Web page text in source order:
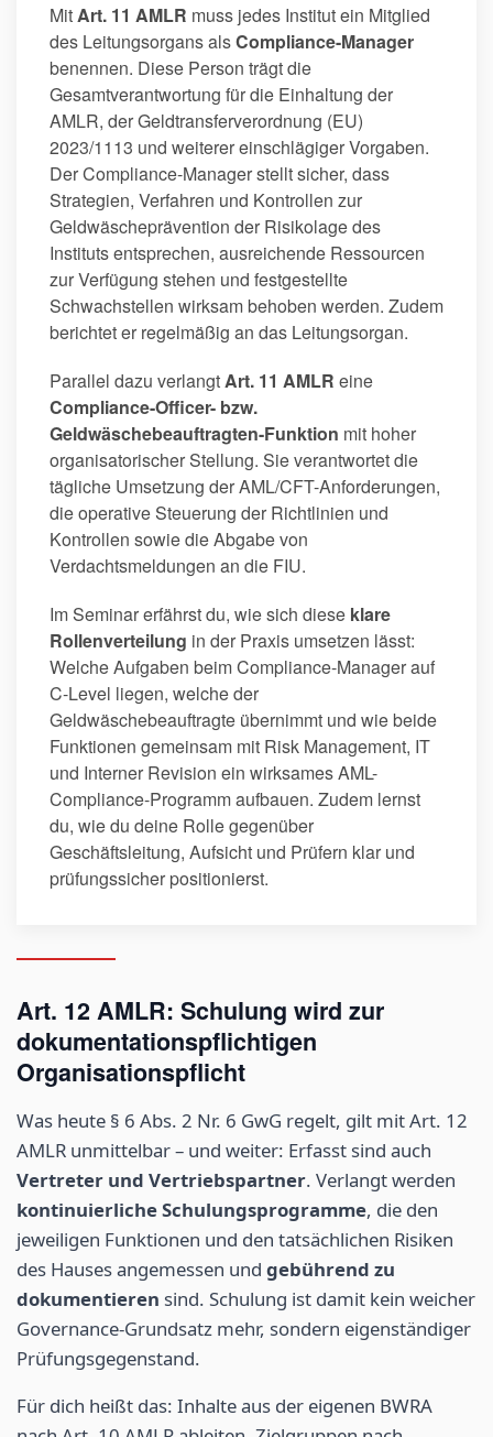
MitArt. 11 AMLR muss jedes Institut ein Mitglied
des Leitungsorgans alsCompliance-Manager
benennen. Diese Person trägt die
Gesamtverantwortung für die Einhaltung der
AMLR, der Geldtransferverordnung (EU)
2023/1113 und weiterer einschlägiger Vorgaben.
Der Compliance-Manager stellt sicher, dass
Strategien, Verfahren und Kontrollen zur
Geldwäscheprävention der Risikolage des
Instituts entsprechen, ausreichende Ressourcen
zur Verfügung stehen und festgestellte
Schwachstellen wirksam behoben werden. Zudem
berichtet er regelmäßig an das Leitungsorgan.
Parallel dazu verlangtArt. 11 AMLR eine
Compliance-Officer- bzw.
Geldwäschebeauftragten-Funktion mit hoher
organisatorischer Stellung. Sie verantwortet die
tägliche Umsetzung der AML/CFT-Anforderungen,
die operative Steuerung der Richtlinien und
Kontrollen sowie die Abgabe von
Verdachtsmeldungen an die FIU.
Im Seminar erfährst du, wie sich diese klare
Rollenverteilung in der Praxis umsetzen lässt:
Welche Aufgaben beim Compliance-Manager auf
C-Level liegen, welche der
Geldwäschebeauftragte übernimmt und wie beide
Funktionen gemeinsam mit Risk Management, IT
und Interner Revision ein wirksames AML-
Compliance-Programm aufbauen. Zudem lernst
du, wie du deine Rolle gegenüber
Geschäftsleitung, Aufsicht und Prüfern klar und
prüfungssicher positionierst.
Art. 12 AMLR: Schulung wird zur
dokumentationspflichtigen
Organisationspflicht
Was heute § 6 Abs. 2 Nr. 6 GwG regelt, gilt mit Art. 12
AMLR unmittelbar – und weiter: Erfasst sind auch
Vertreter und Vertriebspartner. Verlangt werden
kontinuierliche Schulungsprogramme, die den
jeweiligen Funktionen und den tatsächlichen Risiken
des Hauses angemessen und gebührend zu
dokumentieren sind. Schulung ist damit kein weicher
Governance-Grundsatz mehr, sondern eigenständiger
Prüfungsgegenstand.
Für dich heißt das: Inhalte aus der eigenen BWRA